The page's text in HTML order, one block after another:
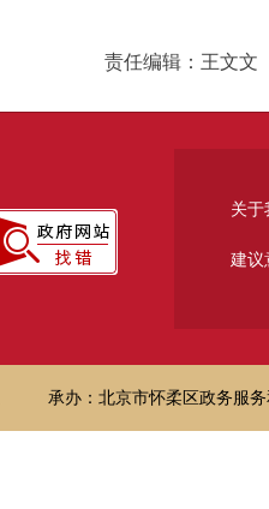
责任编辑：王文文
关于
建议
承办：北京市怀柔区政务服